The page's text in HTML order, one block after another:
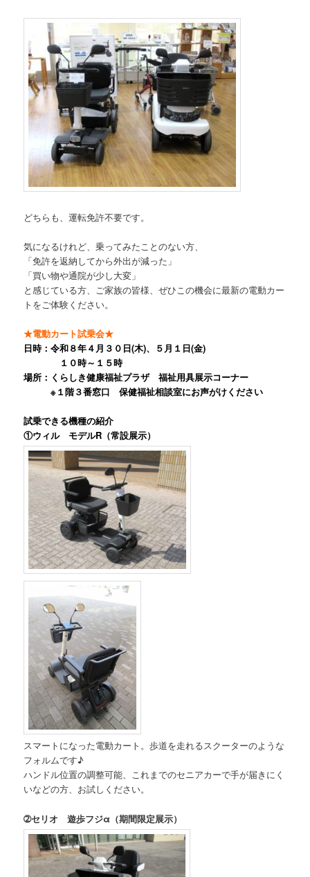
どちらも、運転免許不要です。
気になるけれど、乗ってみたことのない方、
「免許を返納してから外出が減った」
「買い物や通院が少し大変」
と感じている方、ご家族の皆様、ぜひこの機会に最新の電動カー
トをご体験ください。
★電動カート試乗会★
日時：令和８年４月３０日(木)、５月１日(金)
１０時～１５時
場所：くらしき健康福祉プラザ 福祉用具展示コーナー
※１階３番窓口 保健福祉相談室にお声がけください
試乗できる機種の紹介
①ウィル モデルR（常設展示）
スマートになった電動カート。歩道を走れるスクーターのような
フォルムです♪
ハンドル位置の調整可能、これまでのセニアカーで手が届きにく
いなどの方、お試しください。
➁セリオ 遊歩フジα（期間限定展示）